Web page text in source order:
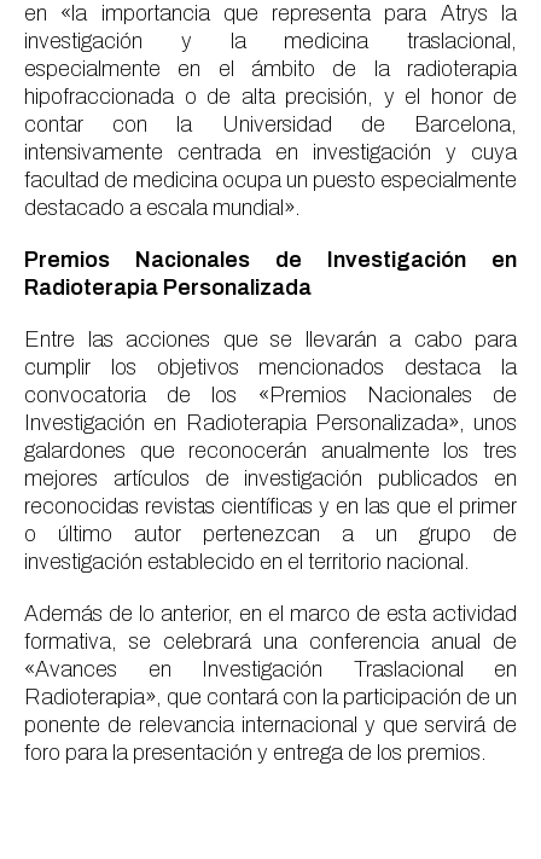
en «la importancia que representa para Atrys la
investigación y la medicina traslacional,
especialmente en el ámbito de la radioterapia
hipofraccionada o de alta precisión, y el honor de
contar con la Universidad de Barcelona,
intensivamente centrada en investigación y cuya
facultad de medicina ocupa un puesto especialmente
destacado a escala mundial».
Premios Nacionales de Investigación en
Radioterapia Personalizada
Entre las acciones que se llevarán a cabo para
cumplir los objetivos mencionados destaca la
convocatoria de los «Premios Nacionales de
Investigación en Radioterapia Personalizada», unos
galardones que reconocerán anualmente los tres
mejores artículos de investigación publicados en
reconocidas revistas científicas y en las que el primer
o último autor pertenezcan a un grupo de
investigación establecido en el territorio nacional.
Además de lo anterior, en el marco de esta actividad
formativa, se celebrará una conferencia anual de
«Avances en Investigación Traslacional en
Radioterapia», que contará con la participación de un
ponente de relevancia internacional y que servirá de
foro para la presentación y entrega de los premios.